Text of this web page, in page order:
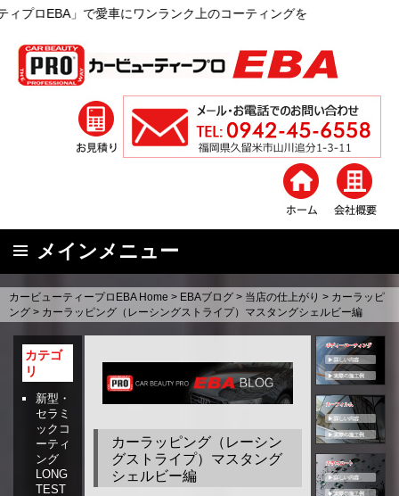
で愛車にワンランク上のコーティングを
メインメニュー
コ
ン
カービューティープロEBA Home > EBAブログ > 当店の仕上がり > カーラッピ
ング > カーラッピング（レーシングストライプ）マスタングシェルビー編
カーラッピング（レーシン
グストライプ）マスタング
シェルビー編
カテゴ
リ
新型・
セラミ
ックコ
ーティ
ング
LONG
TEST